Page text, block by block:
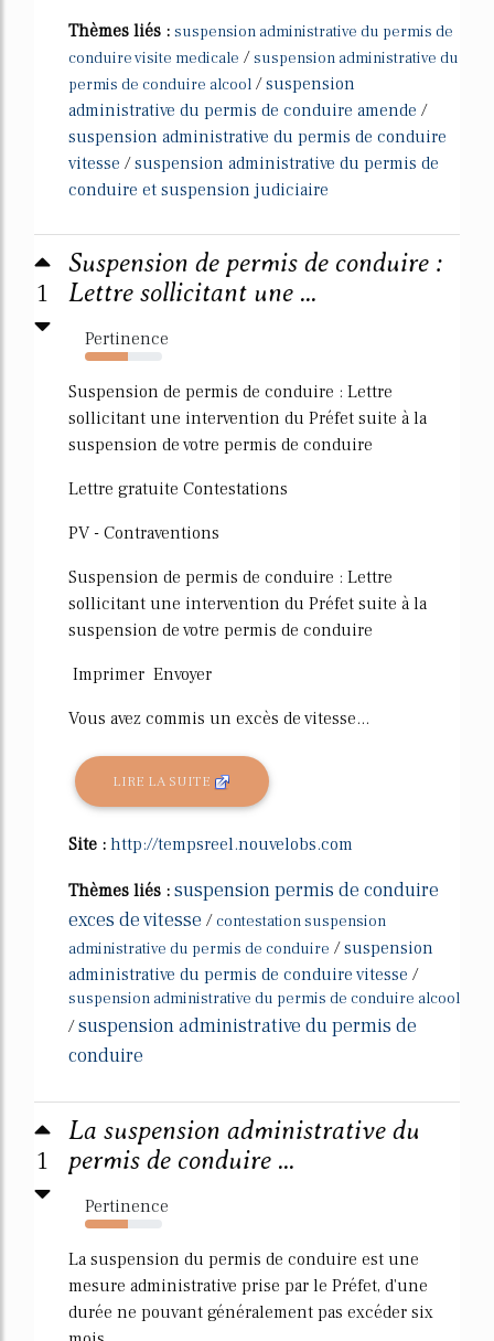
Thèmes liés : suspension administrative du permis de
conduire visite medicale /suspension administrative du
permis de conduire alcool /suspension
administrative du permis de conduire amende /
suspension administrative du permis de conduire
vitesse /suspension administrative du permis de
conduire et suspension judiciaire
1
Suspension de permis de conduire :
Lettre sollicitant une ...
Pertinence
56%
Suspension de permis de conduire : Lettre
sollicitant une intervention du Préfet suite à la
suspension de votre permis de conduire
Lettre gratuite Contestations
PV - Contraventions
Suspension de permis de conduire : Lettre
sollicitant une intervention du Préfet suite à la
suspension de votre permis de conduire
Imprimer Envoyer
Vous avez commis un excès de vitesse...
LIRE LA SUITE
Site : http://tempsreel.nouvelobs.com
Thèmes liés : suspension permis de conduire
exces de vitesse / contestation suspension
administrative du permis de conduire /suspension
administrative du permis de conduire vitesse /
suspension administrative du permis de conduire alcool
/suspension administrative du permis de
conduire
1
La suspension administrative du
permis de conduire ...
Pertinence
55%
La suspension du permis de conduire est une
mesure administrative prise par le Préfet, d'une
durée ne pouvant généralement pas excéder six